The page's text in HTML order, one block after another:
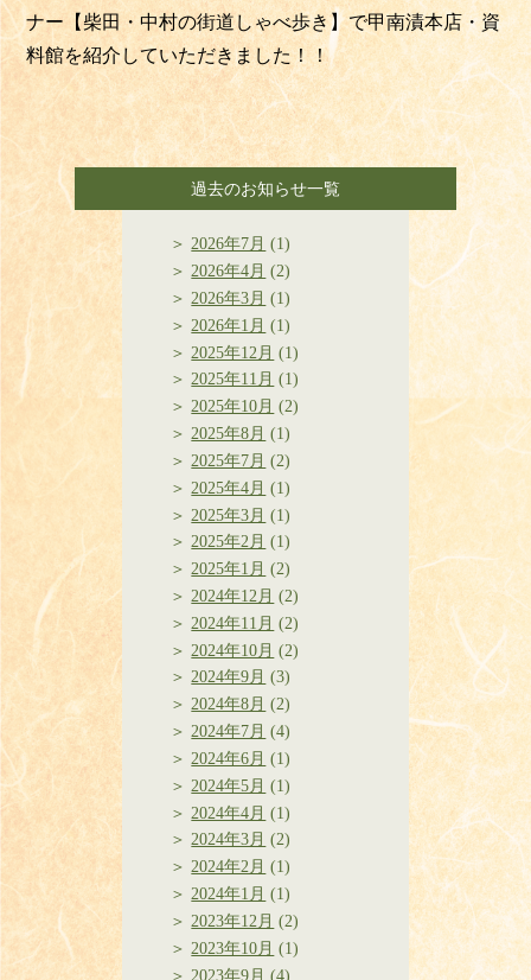
ナー【柴田・中村の街道しゃべ歩き】で甲南漬本店・資
料館を紹介していただきました！！
過去のお知らせ一覧
2026年7月 (1)
2026年4月 (2)
2026年3月 (1)
2026年1月 (1)
2025年12月 (1)
2025年11月 (1)
2025年10月 (2)
2025年8月 (1)
2025年7月 (2)
2025年4月 (1)
2025年3月 (1)
2025年2月 (1)
2025年1月 (2)
2024年12月 (2)
2024年11月 (2)
2024年10月 (2)
2024年9月 (3)
2024年8月 (2)
2024年7月 (4)
2024年6月 (1)
2024年5月 (1)
2024年4月 (1)
2024年3月 (2)
2024年2月 (1)
2024年1月 (1)
2023年12月 (2)
2023年10月 (1)
2023年9月 (4)